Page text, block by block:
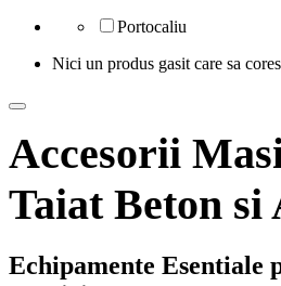
Portocaliu
Nici un produs gasit care sa
Accesorii
Taiat Beton si
Echipamente Esentiale